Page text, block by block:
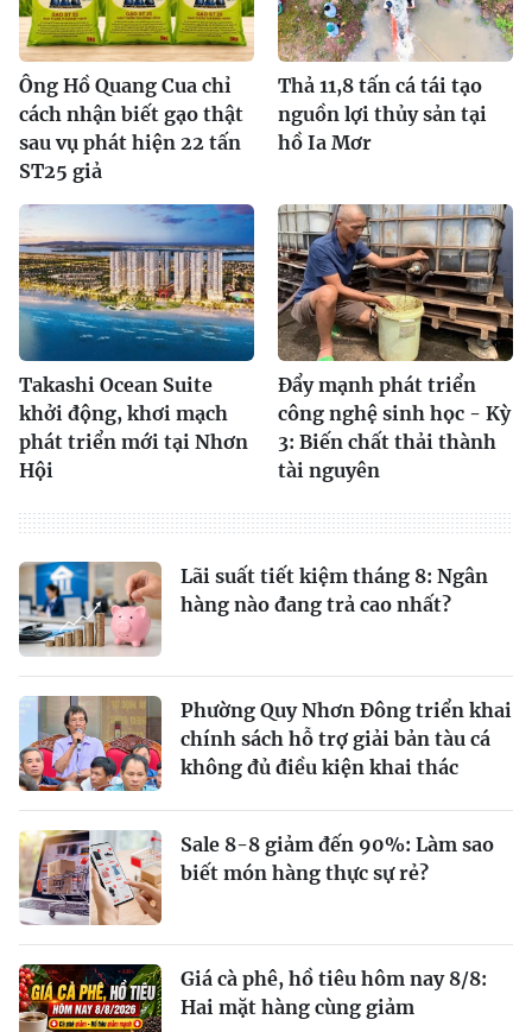
Ông Hồ Quang Cua chỉ
cách nhận biết gạo thật
sau vụ phát hiện 22 tấn
ST25 giả
Thả 11,8 tấn cá tái tạo
nguồn lợi thủy sản tại
hồ Ia Mơr
Takashi Ocean Suite
khởi động, khơi mạch
phát triển mới tại Nhơn
Hội
Đẩy mạnh phát triển
công nghệ sinh học - Kỳ
3: Biến chất thải thành
tài nguyên
Lãi suất tiết kiệm tháng 8: Ngân
hàng nào đang trả cao nhất?
Phường Quy Nhơn Đông triển khai
chính sách hỗ trợ giải bản tàu cá
không đủ điều kiện khai thác
Sale 8-8 giảm đến 90%: Làm sao
biết món hàng thực sự rẻ?
Giá cà phê, hồ tiêu hôm nay 8/8:
Hai mặt hàng cùng giảm